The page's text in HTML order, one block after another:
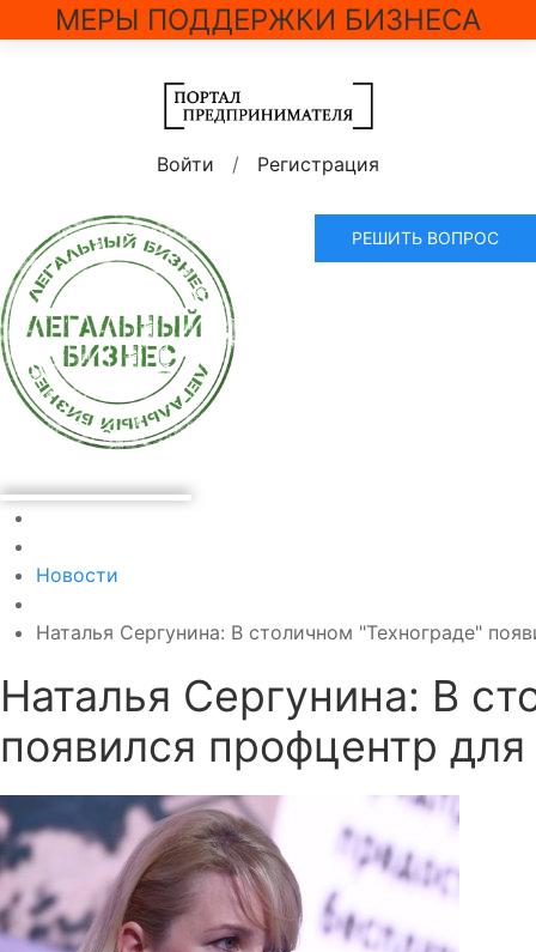
МЕРЫ ПОДДЕРЖКИ БИЗНЕСА
Войти / Регистрация
РЕШИТЬ ВОПРОС
Новости
Наталья Сергунина: В столичном "Технограде"
Наталья Сергунина: В
появился профцентр